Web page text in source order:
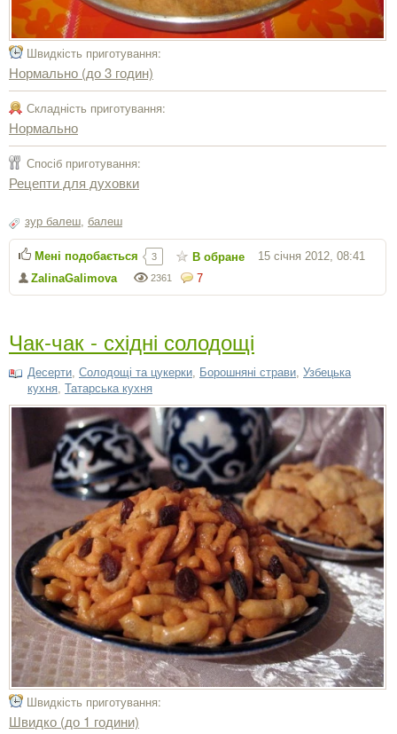
Швидкість приготування:
Нормально (до 3 годин)
Складність приготування:
Нормально
Спосіб приготування:
Рецепти для духовки
зур балеш балеш
7
2361
ZalinaGalimova
15 січня 2012, 08:41
Мені подобається 3 В обране
Чак-чак - східні солодощі
Десерти Солодощі та цукерки Борошняні страви Узбецька
кухня Татарська кухня
Швидкість приготування:
Швидко (до 1 години)